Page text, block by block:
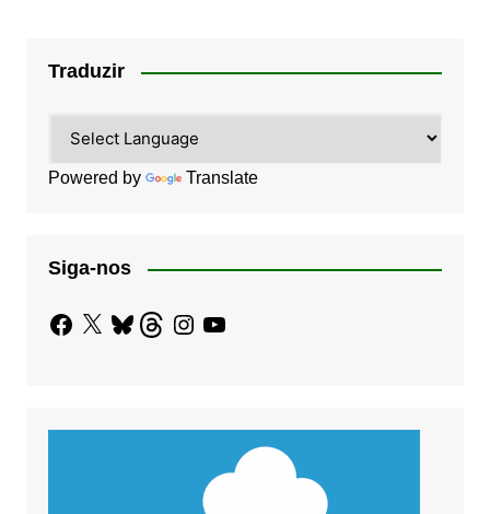
Traduzir
Powered by Translate
Siga-nos
Facebook
X BlueskyThreadsInstagram
YouTube